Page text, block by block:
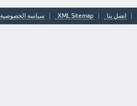
اتصل بنا XML Sitemap سياسة الخصوصية Privacy Policy